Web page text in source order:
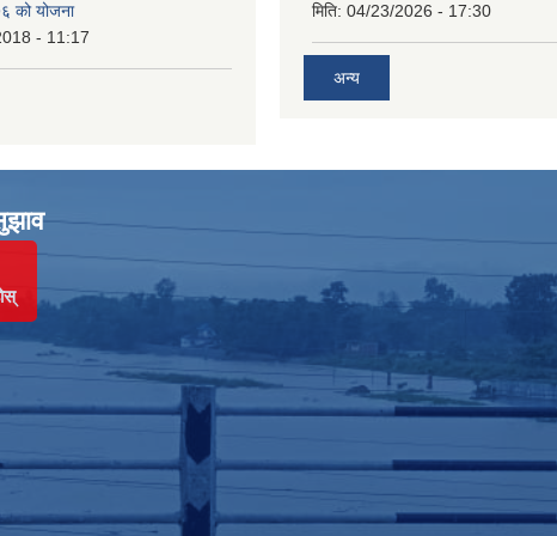
को योजना
- 11:17
मिति: 04/23/2026 - 17:30
अन्य